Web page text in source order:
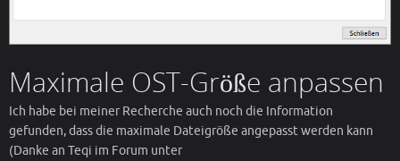
Maximale OST-Größe anpassen
Ich habe bei meiner Recherche auch noch die Information
gefunden, dass die maximale Dateigröße angepasst werden kann
(Danke an Teqi im Forum unter